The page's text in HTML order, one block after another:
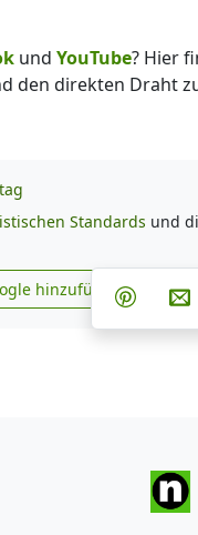
und YouTube? Hier
den direkten Draht
Standards und
zu Google
hinzufügen Teilen